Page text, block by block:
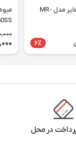
میوه خشک کن مایر مدل MR-
6٪
در محل